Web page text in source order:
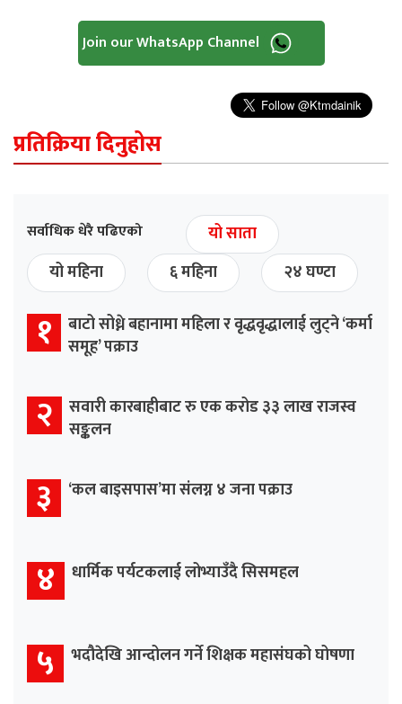
Join our WhatsApp Channel
प्रतिक्रिया दिनुहोस
सर्वाधिक धेरै पढिएको
यो साता
यो महिना
६ महिना २४ घण्टा
१ बाटो सोध्ने बहानामा महिला र वृद्धवृद्धालाई लुट्ने ‘कर्मा
समूह’ पक्राउ
२ सवारी कारबाहीबाट रु एक करोड ३३ लाख राजस्व
सङ्कलन
३ ‘कल बाइसपास’मा संलग्न ४ जना पक्राउ
४ धार्मिक पर्यटकलाई लोभ्याउँदै सिसमहल
५ भदौदेखि आन्दोलन गर्ने शिक्षक महासंघको घोषणा